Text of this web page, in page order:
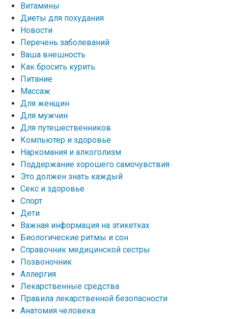
Витамины
Диеты для похудания
Новости
Перечень заболеваний
Ваша внешность
Как бросить курить
Питание
Массаж
Для женщин
Для мужчин
Для путешественников
Компьютер и здоровье
Наркомания и алкоголизм
Поддержание хорошего самочувствия
Это должен знать каждый
Секс и здоровье
Спорт
Дети
Важная информация на этикетках
Биологические ритмы и сон
Справочник медицинской сестры
Позвоночник
Аллергия
Лекарственные средства
Правила лекарственной безопасности
Aнатомия человека